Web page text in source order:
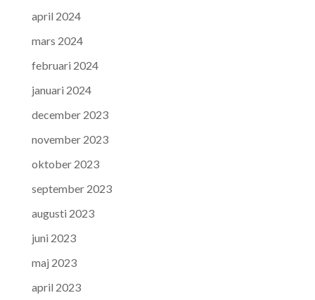
april 2024
mars 2024
februari 2024
januari 2024
december 2023
november 2023
oktober 2023
september 2023
augusti 2023
juni 2023
maj 2023
april 2023